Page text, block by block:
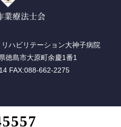
ハビリテーション大神子病院
島市大原町余慶1番1
FAX:088-662-2275